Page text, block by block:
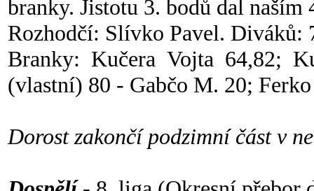
branky. Jistotu 3. bodů dal naším
Rozhodčí: Slívko Pavel. Diváků:
Branky: Kučera Vojta 64,82;
(vlastní) 80 - Gabčo M. 20;
Dorost zakončí podzimní část v